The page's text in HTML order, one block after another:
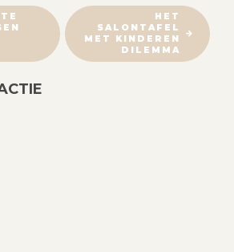
HET
SALONTAFEL
MET KINDEREN
DILEMMA